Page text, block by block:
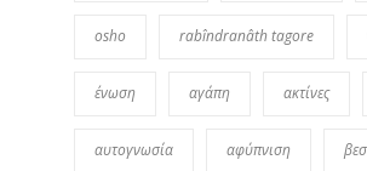
osho rabîndranâth tagore
ένωση αγάπη ακτίνες
αυτογνωσία αφύπνιση